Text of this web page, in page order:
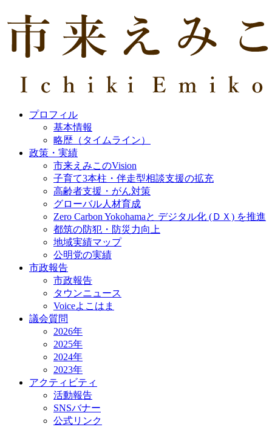
プロフィル
基本情報
略歴（タイムライン）
政策・実績
市来えみこのVision
子育て3本柱・伴走型相談支援の拡充
高齢者支援・がん対策
グローバル人材育成
Zero Carbon Yokohamaと デジタル化 (ＤＸ) を推進
都筑の防犯・防災力向上
地域実績マップ
公明党の実績
市政報告
市政報告
タウンニュース
Voiceよこはま
議会質問
2026年
2025年
2024年
2023年
アクティビティ
活動報告
SNSバナー
公式リンク